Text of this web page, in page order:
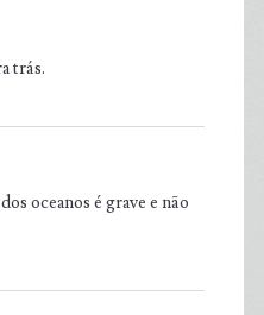
trás.
oceanos é grave e não